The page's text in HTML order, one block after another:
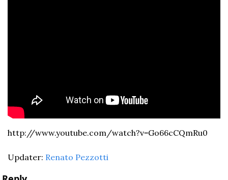
http://www.youtube.com/watch?v=Go66cCQmRu0
Updater: Renato Pezzotti